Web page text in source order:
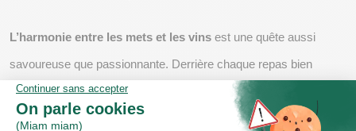
L’harmonie entre les mets et les vins est une quête aussi
savoureuse que passionnante. Derrière chaque repas bien
pensé se cache un subtil équilibre entre saveurs